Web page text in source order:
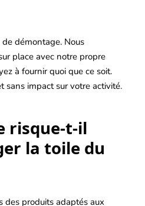
de démontage. Nous
place avec notre propre
à fournir quoi que ce soit.
sans impact sur votre activité.
risque-t-il
la toile du
des produits adaptés aux